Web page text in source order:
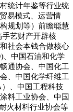
统计年鉴等行业统
易模式、运营情
规划等）前瞻聪慧
艺财产开辟核
社会本钱合做核心
、中国石油和化学
通协会、中国化工
、中国化学纤维工
、中国工程科技
料工业协会、中国
火材料行业协会等